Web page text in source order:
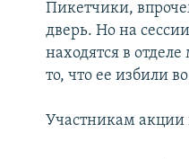
Пикетчики,
дверь. Но на
находятся в
то, что ее избили
Участникам акции